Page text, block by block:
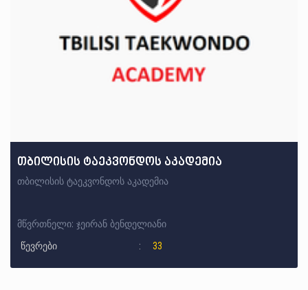
თბილისის ტაეკვონდოს აკადემია
თბილისის ტაეკვონდოს აკადემია
მწვრთნელი: ჯეირან ბენდელიანი
წევრები 33